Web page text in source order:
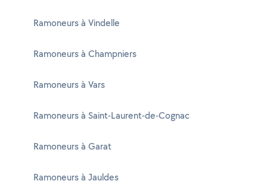
Ramoneurs à Vindelle
Ramoneurs à Champniers
Ramoneurs à Vars
Ramoneurs à Saint-Laurent-de-Cognac
Ramoneurs à Garat
Ramoneurs à Jauldes